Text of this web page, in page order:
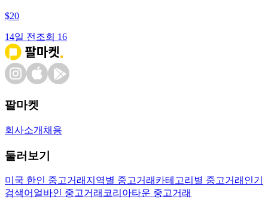
$20
14일 전 조회 16
팔마켓
회사소개 채용
둘러보기
미국 한인 중고거래 지역별 중고거래 카테고리별 중고거래 인기
검색어 얼바인 중고거래 코리아타운 중고거래